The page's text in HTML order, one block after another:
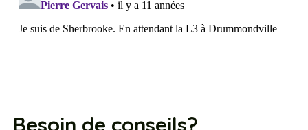
Besoin de conseils?